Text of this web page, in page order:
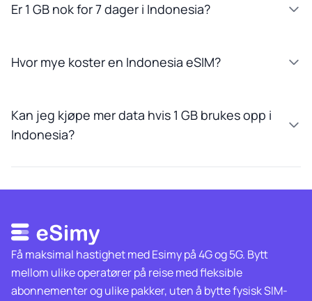
Er 1 GB nok for 7 dager i Indonesia?
Hvor mye koster en Indonesia eSIM?
Kan jeg kjøpe mer data hvis 1 GB brukes opp i
Indonesia?
Få maksimal hastighet med Esimy på 4G og 5G. Bytt
mellom ulike operatører på reise med fleksible
abonnementer og ulike pakker, uten å bytte fysisk SIM-